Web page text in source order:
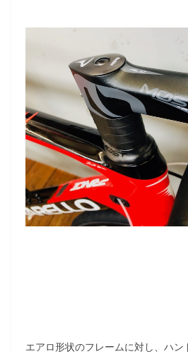
エアロ形状のフレームに対し、ハン